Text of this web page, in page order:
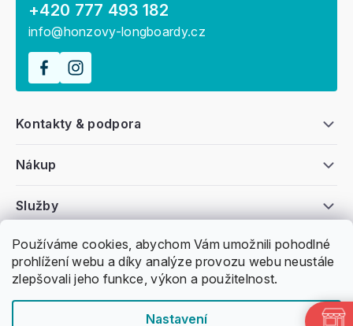
Používáme cookies, abychom Vám umožnili pohodlné
prohlížení webu a díky analýze provozu webu neustále
zlepšovali jeho funkce, výkon a použitelnost.
Nastavení
Všeobecné informace
Nákup
Kontakty & podpora
Služby
+420 777 493 182
info@honzovy-longboardy.cz